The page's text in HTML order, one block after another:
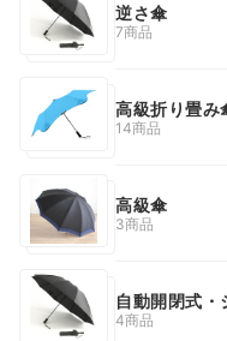
逆さ傘
7商品
高級折り畳み
14商品
高級傘
3商品
自動開閉式
4商品